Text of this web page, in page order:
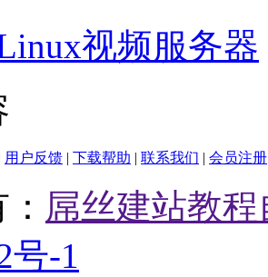
视频服务器
用户反馈 | 下载帮助 | 联系我们 | 会员注册
屌丝建站教
号-1